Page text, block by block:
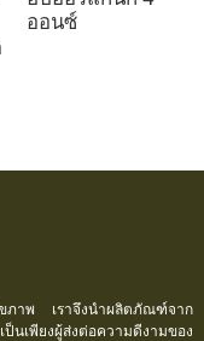
ออนซ์
ขภาพ เราจึงนำผลิตภัณฑ์จาก
เพียงผู้ส่งต่อความดีงามของ